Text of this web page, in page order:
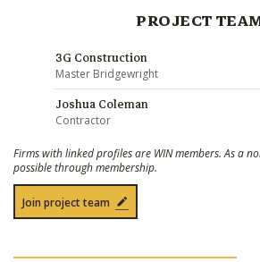
PROJECT
3G Construction
Master Bridgewright
Joshua Coleman
Contractor
Firms with linked profiles are WIN members. As a
possible through membership.
Join project team